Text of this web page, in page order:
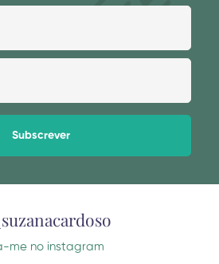
me no instagram